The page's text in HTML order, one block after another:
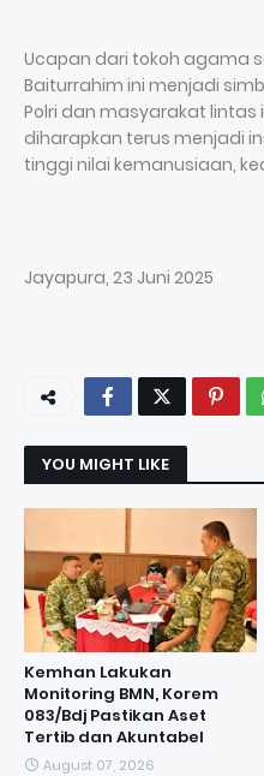
Ucapan dari tokoh agama
Baiturrahim ini menjadi
Polri dan masyarakat lintas
diharapkan terus menjadi
tinggi nilai kemanusiaan,
Jayapura, 23 Juni 2025
YOU MIGHT LIKE
Kemhan Lakukan
Monitoring BMN, Korem
083/Bdj Pastikan Aset
Tertib dan Akuntabel
August 07, 2026